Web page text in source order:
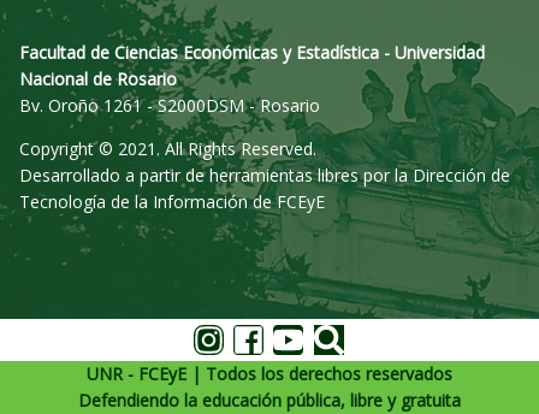
Facultad de Ciencias Económicas y Estadística - Universidad
Nacional de Rosario
Bv. Oroño 1261 - S2000DSM - Rosario
Copyright © 2021. All Rights Reserved.
Desarrollado a partir de herramientas libres por la Dirección de
Tecnología de la Información de FCEyE
UNR - FCEyE | Todos los derechos reservados
Defendiendo la educación pública, libre y gratuita